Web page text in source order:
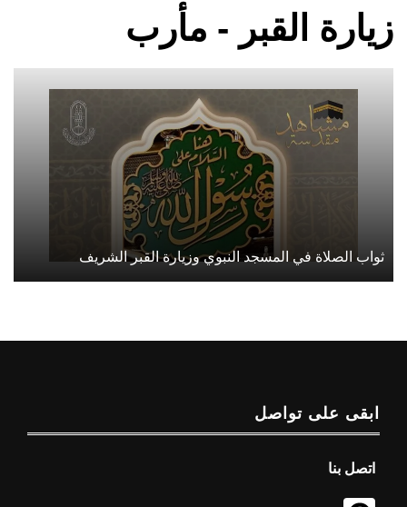
زيارة القبر - مأرب
ثواب الصلاة في المسجد النبوي وزيارة القبر الشريف
ابقى على تواصل
اتصل بنا